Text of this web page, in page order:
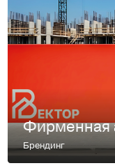
Брендинг